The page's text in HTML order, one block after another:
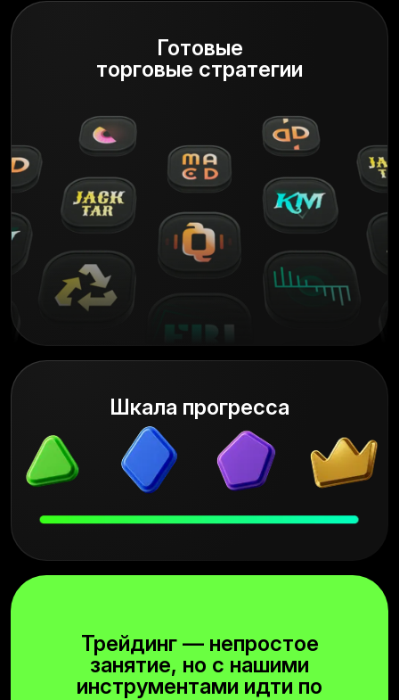
Готовые
торговые стратегии
Шкала прогресса
Трейдинг — непростое
занятие, но с нашими
инструментами идти по